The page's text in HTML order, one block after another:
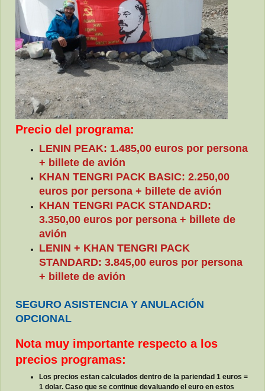
Precio del programa:
LENIN PEAK: 1.485,00 euros por persona
+ billete de avión
KHAN TENGRI PACK BASIC: 2.250,00
euros por persona + billete de avión
KHAN TENGRI PACK STANDARD:
3.350,00 euros por persona + billete de
avión
LENIN + KHAN TENGRI PACK
STANDARD: 3.845,00 euros por persona
+ billete de avión
SEGURO ASISTENCIA Y ANULACIÓN
OPCIONAL
Nota muy importante respecto a los
precios programas:
Los precios estan calculados dentro de la pariendad 1 euros =
1 dolar. Caso que se continue devaluando el euro en estos